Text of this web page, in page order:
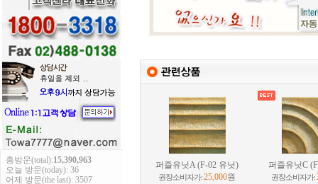
총방문(total):15,390,963
오늘 방문(today): 36
어제 방문(the last): 3507
전체 글등록수 :11,077
전체 답변글 : 1016
퍼즐유닛A (F-02 유닛)
권장소비자가:25,000원
퍼즐유닛C
권장소비자가: